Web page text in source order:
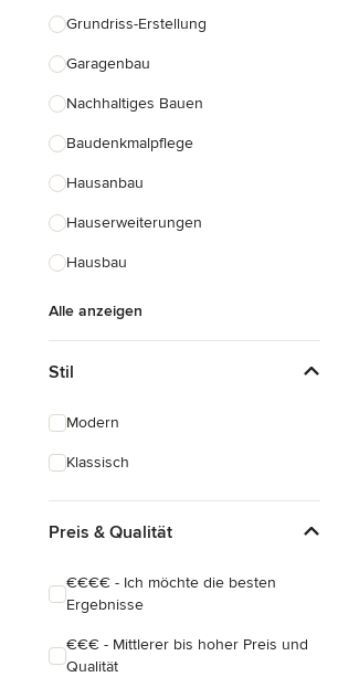
Grundriss-Erstellung
Garagenbau
Nachhaltiges Bauen
Baudenkmalpflege
Hausanbau
Hauserweiterungen
Hausbau
Alle anzeigen
Stil
Modern
Klassisch
Preis & Qualität
€€€€ - Ich möchte die besten
Ergebnisse
€€€ - Mittlerer bis hoher Preis und
Qualität